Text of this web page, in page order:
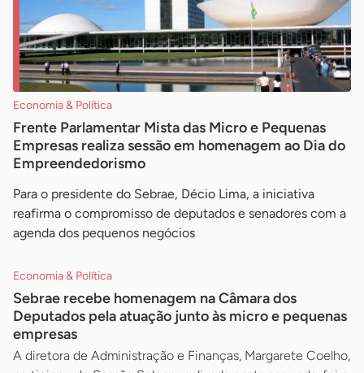
Economia & Política
Frente Parlamentar Mista das Micro e Pequenas
Empresas realiza sessão em homenagem ao Dia do
Empreendedorismo
Para o presidente do Sebrae, Décio Lima, a iniciativa
reafirma o compromisso de deputados e senadores com a
agenda dos pequenos negócios
Economia & Política
Sebrae recebe homenagem na Câmara dos
Deputados pela atuação junto às micro e pequenas
empresas
A diretora de Administração e Finanças, Margarete Coelho,